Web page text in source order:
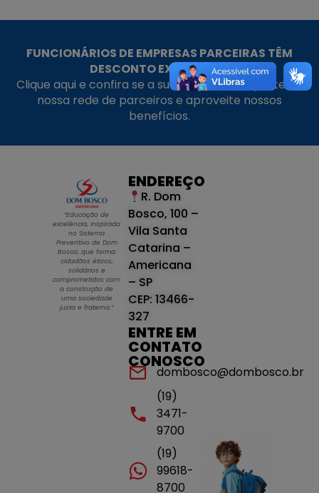
FUNCIONÁRIOS DE EMPRESAS PARCEIRAS TÊM
DESCONTO EXCLUSIVO!
Clique aqui e confira se a sua empresa faz parte da
nossa rede de parceiros e aproveite nossos
benefícios.
“Educação de
excelência, inspirada
no Sistema
Preventivo de Dom
Bosco, que forma
cidadãos éticos,
solidários e
comprometidos com
a construção de
uma sociedade
justa e fraterna.”
ENDEREÇO
R. Dom
Bosco, 100 –
Vila Santa
Catarina –
Americana
– SP
CEP: 13466-
327
ENTRE EM
CONTATO
CONOSCO
dombosco@dombosco.br
(19)
3471-
9700
(19)
99618-
8700